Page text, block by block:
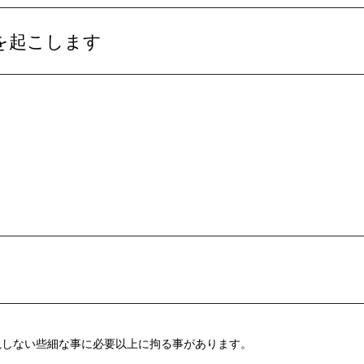
起こします
ない些細な事に必要以上に拘る事があります。